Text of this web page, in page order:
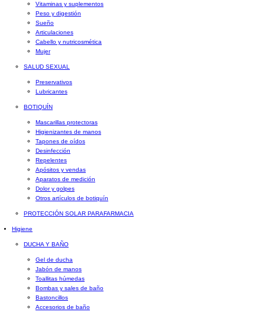
Vitaminas y suplementos
Peso y digestión
Sueño
Articulaciones
Cabello y nutricosmética
Mujer
SALUD SEXUAL
Preservativos
Lubricantes
BOTIQUÍN
Mascarillas protectoras
Higienizantes de manos
Tapones de oídos
Desinfección
Repelentes
Apósitos y vendas
Aparatos de medición
Dolor y golpes
Otros artículos de botiquín
PROTECCIÓN SOLAR PARAFARMACIA
Higiene
DUCHA Y BAÑO
Gel de ducha
Jabón de manos
Toallitas húmedas
Bombas y sales de baño
Bastoncillos
Accesorios de baño